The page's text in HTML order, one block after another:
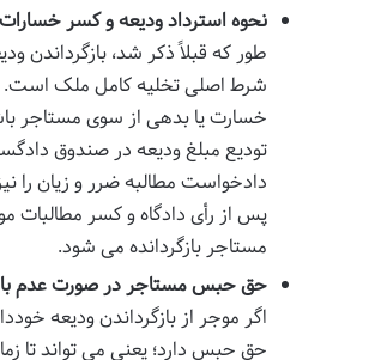
نحوه استرداد ودیعه و کسر
طور که قبلاً ذکر شد، بازگرداندن
شرط اصلی تخلیه کامل ملک است.
خسارت یا بدهی از سوی مستاجر
تودیع مبلغ ودیعه در صندوق
دادخواست مطالبه ضرر و زیان را
پس از رأی دادگاه و کسر مطالبات
مستاجر بازگردانده می شود.
حق حبس مستاجر در صورت عدم
اگر موجر از بازگرداندن ودیعه
حق حبس دارد؛ یعنی می تواند تا